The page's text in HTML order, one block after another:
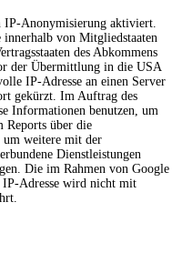
IP-Anonymisierung aktiviert.
von Mitgliedstaaten
des Abkommens
der Übermittlung in die USA
IP-Adresse an einen Server
gekürzt. Im Auftrag des
Informationen benutzen, um
Reports über die
um weitere mit der
Dienstleistungen
Die im Rahmen von Google
Adresse wird nicht mit